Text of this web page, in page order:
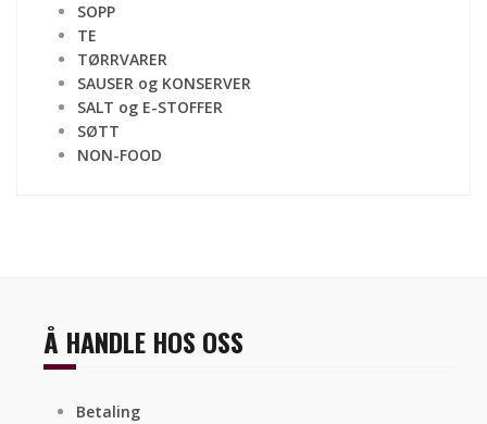
SOPP
TE
TØRRVARER
SAUSER og KONSERVER
SALT og E-STOFFER
SØTT
NON-FOOD
Å HANDLE HOS OSS
Betaling